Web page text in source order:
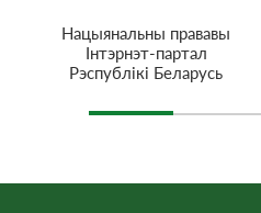
Нацыянальны прававы
Інтэрнэт-партал
Рэспублікі Беларусь